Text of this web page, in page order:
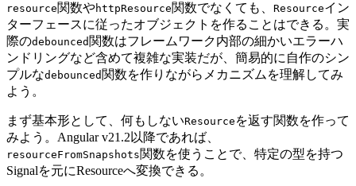
resource関数やhttpResource関数でなくても、 Resourceイン
ターフェースに従ったオブジェクトを作ることはできる。実
際のdebounced 関数はフレームワーク内部の細かいエラーハ
ンドリングなど含めて複雑な実装だが、簡易的に自作のシン
プルなdebounced 関数を作りながらメカニズムを理解してみ
よう。
まず基本形として、何もしないResource を返す関数を作って
みよう。Angular v21.2以降であれば、
resourceFromSnapshots関数を使うことで、特定の型を持つ
Signalを元にResourceへ変換できる。